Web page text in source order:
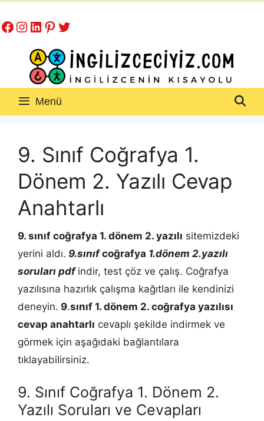
atla
Facebook
Instagram
LinkedIn
Pinterest
Twitter
Menü
9. Sınıf Coğrafya 1.
Dönem 2. Yazılı Cevap
Anahtarlı
9. sınıf coğrafya 1. dönem 2. yazılı sitemizdeki
yerini aldı. 9.sınıfcoğrafya 1.dönem 2.yazılı
soruları pdf indir, test çöz ve çalış. Coğrafya
yazılısına hazırlık çalışma kağıtları ile kendinizi
deneyin. 9.sınıf 1. dönem 2. coğrafya yazılısı
cevap anahtarlı cevaplı şekilde indirmek ve
görmek için aşağıdaki bağlantılara
tıklayabilirsiniz.
9. Sınıf Coğrafya 1. Dönem 2.
Yazılı Soruları ve Cevapları